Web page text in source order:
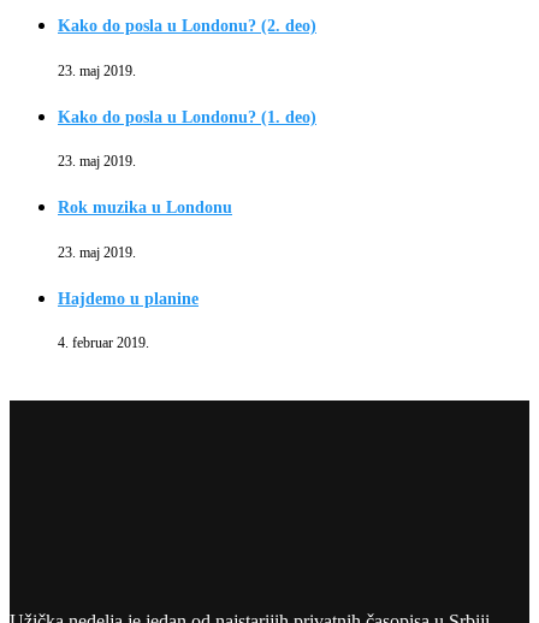
Kako do posla u Londonu? (2. deo)
23. maj 2019.
Kako do posla u Londonu? (1. deo)
23. maj 2019.
Rok muzika u Londonu
23. maj 2019.
Hajdemo u planine
4. februar 2019.